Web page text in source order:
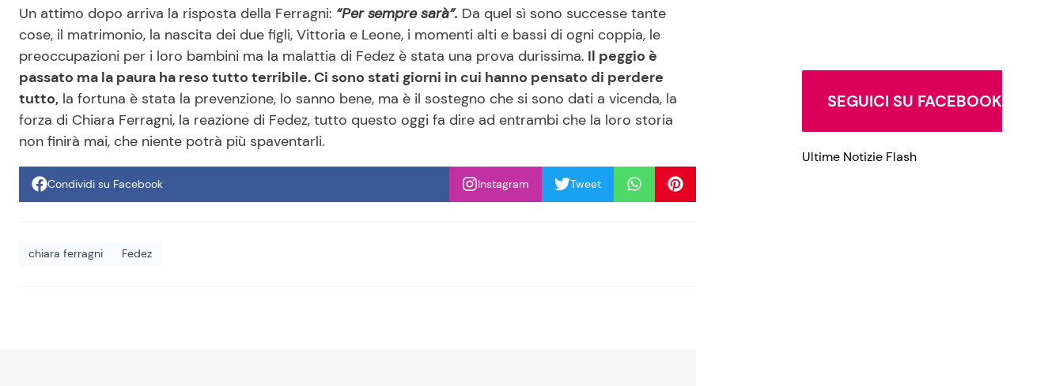
Un attimo dopo arriva la risposta della Ferragni: “Per sempre sarà”. Da quel sì sono successe tante
cose, il matrimonio, la nascita dei due figli, Vittoria e Leone, i momenti alti e bassi di ogni coppia, le
preoccupazioni per i loro bambini ma la malattia di Fedez è stata una prova durissima. Il peggio è
passato ma la paura ha reso tutto terribile. Ci sono stati giorni in cui hanno pensato di perdere
tutto, la fortuna è stata la prevenzione, lo sanno bene, ma è il sostegno che si sono dati a vicenda, la
forza di Chiara Ferragni, la reazione di Fedez, tutto questo oggi fa dire ad entrambi che la loro storia
non finirà mai, che niente potrà più spaventarli.
Condividi su Facebook Instagram Tweet
chiara ferragni Fedez
SEGUICI SU FACEBOOK
Ultime Notizie Flash